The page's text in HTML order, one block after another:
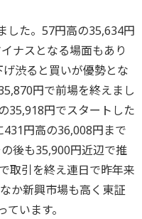
した。57円高の35,634円
ナスとなる場面もあり
渋ると買いが優勢とな
円で前場を終えまし
35,918円でスタートした
円高の36,008円まで
後も35,900円近辺で推
取引を終え連日で昨年来
か新興市場も高く東証
います。